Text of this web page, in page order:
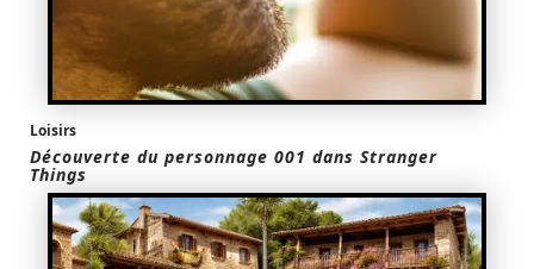
Loisirs
Découverte du personnage 001 dans Stranger
Things